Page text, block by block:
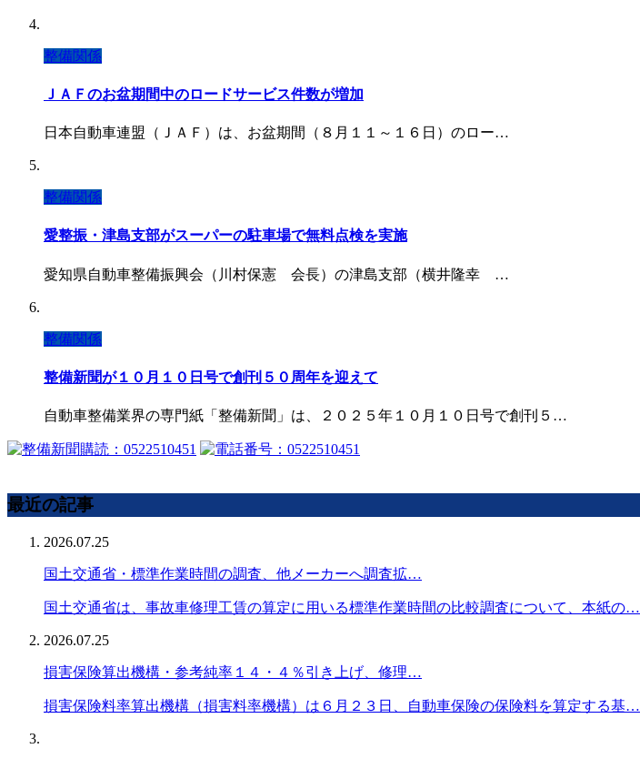
整備関係
ＪＡＦのお盆期間中のロードサービス件数が増加
日本自動車連盟（ＪＡＦ）は、お盆期間（８月１１～１６日）のロー…
整備関係
愛整振・津島支部がスーパーの駐車場で無料点検を実施
愛知県自動車整備振興会（川村保憲 会長）の津島支部（横井隆幸 …
整備関係
整備新聞が１０月１０日号で創刊５０周年を迎えて
自動車整備業界の専門紙「整備新聞」は、２０２５年１０月１０日号で創刊５…
最近の記事
2026.07.25
国土交通省・標準作業時間の調査、他メーカーへ調査拡…
国土交通省は、事故車修理工賃の算定に用いる標準作業時間の比較調査について、本紙の…
2026.07.25
損害保険算出機構・参考純率１４・４％引き上げ、修理…
損害保険料率算出機構（損害料率機構）は６月２３日、自動車保険の保険料を算定する基…